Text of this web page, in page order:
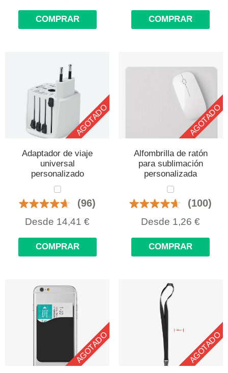
COMPRAR COMPRAR
AGOTADO
Adaptador de viaje
universal
personalizado
(96)
Desde 14,41 €
COMPRAR
AGOTADO
Alfombrilla de ratón
para sublimación
personalizada
(100)
Desde 1,26 €
COMPRAR
AGOTADO AGOTADO